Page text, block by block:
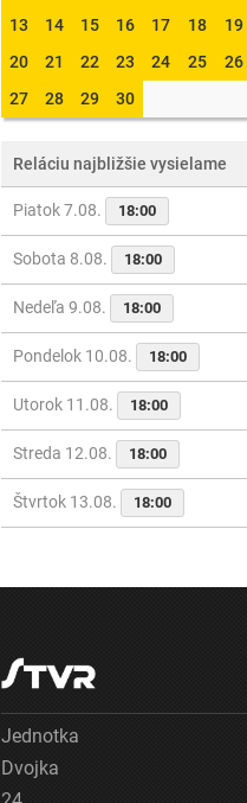
13
14 15 16 17 18
19
20
21 22 23 24 25
26
27
28 29 30
Reláciu najbližšie vysielame
Piatok 7.08. 18:00
Sobota 8.08. 18:00
Nedeľa 9.08. 18:00
Pondelok 10.08. 18:00
Utorok 11.08. 18:00
Streda 12.08. 18:00
Štvrtok 13.08. 18:00
Jednotka
Dvojka